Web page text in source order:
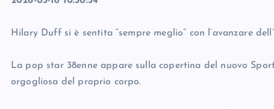
Hilary Duff si è sentita “sempre meglio” con l’avanzare
La pop star 38enne appare sulla copertina del nuovo
orgogliosa del proprio corpo.